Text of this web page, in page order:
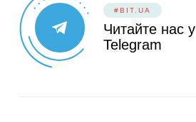
#BIT.UA
Читайте нас у
Telegram